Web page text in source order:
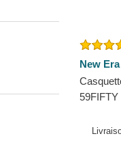
New Era
New
New Era